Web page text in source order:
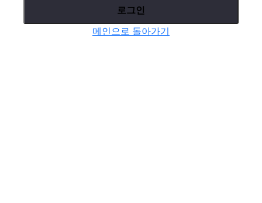
로그인
메인으로 돌아가기